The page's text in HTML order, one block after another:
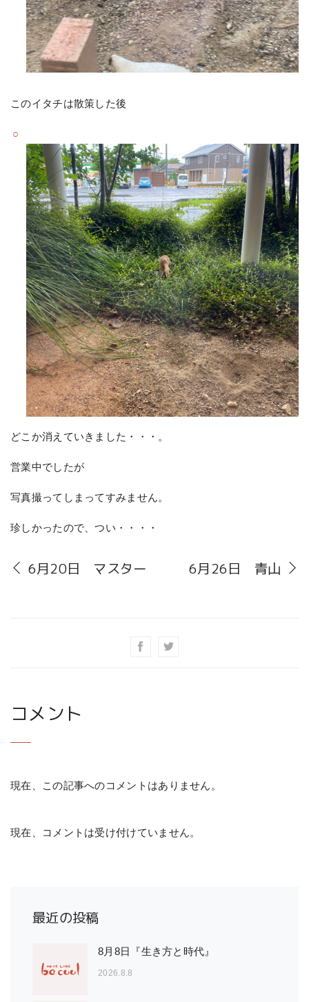
このイタチは散策した後
どこか消えていきました・・・。
営業中でしたが
写真撮ってしまってすみません。
珍しかったので、つい・・・・
6月20日 マスター 6月26日 青山
コメント
現在、この記事へのコメントはありません。
現在、コメントは受け付けていません。
最近の投稿
8月8日『生き方と時代』
2026.8.8